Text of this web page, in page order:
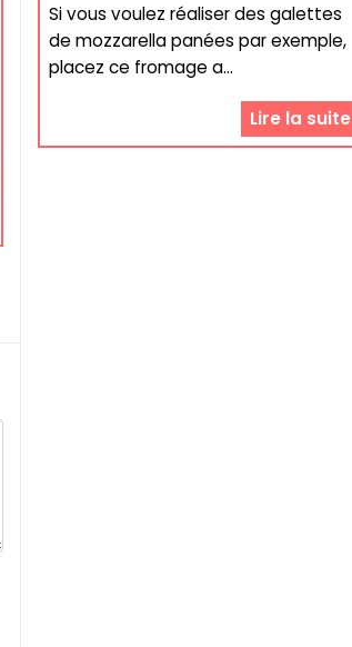
Si vous voulez réaliser des galettes
de mozzarella panées par exemple,
placez ce fromage a...
Lire la suite